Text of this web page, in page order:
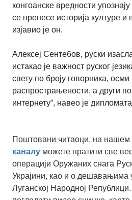
конгоанске вредности
се пренесе историја културе и
изјавио је он.
Алексеј Сентебов, руски
истакао је важност руског
свету по броју говорника, осми
распрострањености, а други по
интернету“, навео је
Поштовани читаоци, на нашем
каналу можете пратити све
операцији Оружаних снага
Украјини, као и о дешавањима
Луганској Народној